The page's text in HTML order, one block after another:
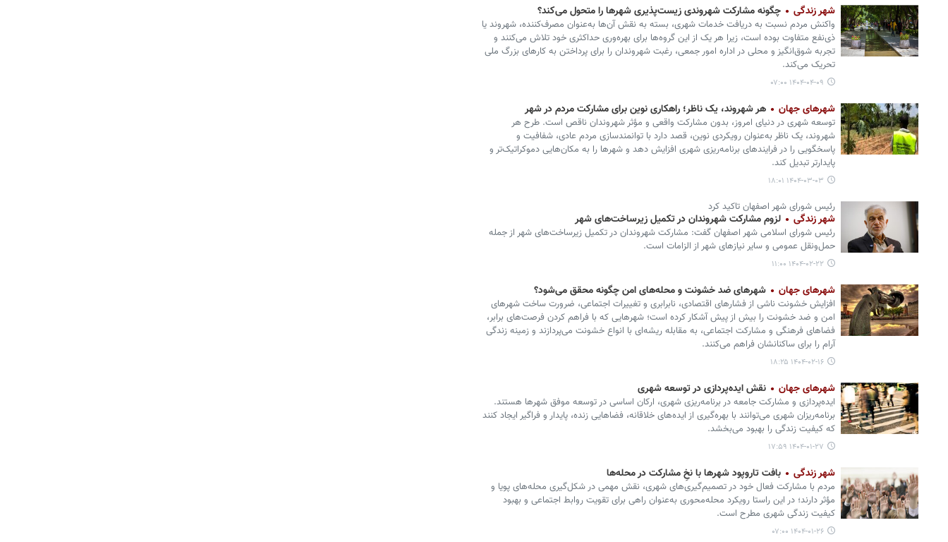
شهر زندگی چگونه مشارکت شهروندی زیست‌پذیری شهرها را متحول می‌کند؟
واکنش مردم نسبت به دریافت خدمات شهری، بسته به نقش آن‌ها به‌عنوان مصرف‌کننده، شهروند یا
ذی‌نفع متفاوت بوده است، زیرا هر یک از این گروه‌ها برای بهره‌وری حداکثری خود تلاش می‌کنند و
تجربه شوق‌انگیز و محلی در اداره امور جمعی، رغبت شهروندان را برای پرداختن به کارهای بزرگ ملی
تحریک می‌کند.
۱۴۰۴-۰۴-۰۹ ۰۷:۰۰
شهرهای جهان هر شهروند، یک ناظر؛ راهکاری نوین برای مشارکت مردم در شهر
توسعه شهری در دنیای امروز، بدون مشارکت واقعی و مؤثر شهروندان ناقص است. طرح هر
شهروند، یک ناظر به‌عنوان رویکردی نوین، قصد دارد با توانمندسازی مردم عادی، شفافیت و
پاسخگویی را در فرایندهای برنامه‌ریزی شهری افزایش دهد و شهرها را به مکان‌هایی دموکراتیک‌تر و
پایدارتر تبدیل کند.
۱۴۰۴-۰۳-۰۳ ۱۸:۰۱
رئیس شورای شهر اصفهان تاکید کرد
شهر زندگی لزوم مشارکت شهروندان در تکمیل زیرساخت‌های شهر
رئیس شورای اسلامی شهر اصفهان گفت: مشارکت شهروندان در تکمیل زیرساخت‌های شهر از جمله
حمل‌ونقل عمومی و سایر نیازهای شهر از الزامات است.
۱۴۰۴-۰۲-۲۲ ۱۱:۰۰
شهرهای جهان شهرهای ضد خشونت و محله‌های امن چگونه محقق می‌شود؟
افزایش خشونت ناشی از فشارهای اقتصادی، نابرابری و تغییرات اجتماعی، ضرورت ساخت شهرهای
امن و ضد خشونت را بیش از پیش آشکار کرده است؛ شهرهایی که با فراهم کردن فرصت‌های برابر،
فضاهای فرهنگی و مشارکت اجتماعی، به مقابله ریشه‌ای با انواع خشونت می‌پردازند و زمینه زندگی
آرام را برای ساکنانشان فراهم می‌کنند.
۱۴۰۴-۰۲-۱۶ ۱۸:۲۵
شهرهای جهان نقش ایده‌پردازی در توسعه شهری
ایده‌پردازی و مشارکت جامعه در برنامه‌ریزی شهری، ارکان اساسی در توسعه موفق شهرها هستند.
برنامه‌ریزان شهری می‌توانند با بهره‌گیری از ایده‌های خلاقانه، فضاهایی زنده، پایدار و فراگیر ایجاد کنند
که کیفیت زندگی را بهبود می‌بخشد.
۱۴۰۴-۰۱-۲۷ ۱۷:۵۹
شهر زندگی بافت تاروپود شهرها با نخِ مشارکت در محله‌ها
مردم با مشارکت فعال خود در تصمیم‌گیری‌های شهری، نقش مهمی در شکل‌گیری محله‌های پویا و
مؤثر دارند؛ در این راستا رویکرد محله‌محوری به‌عنوان راهی برای تقویت روابط اجتماعی و بهبود
کیفیت زندگی شهری مطرح است.
۱۴۰۴-۰۱-۲۶ ۰۷:۰۰